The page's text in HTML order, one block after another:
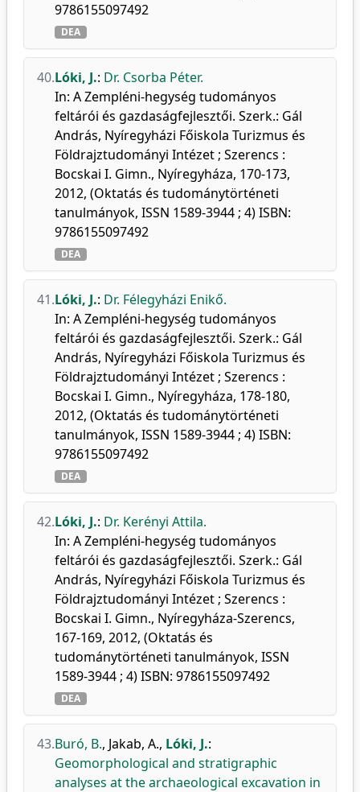
9786155097492
DEA
40.Lóki, J.: Dr. Csorba Péter.
In: A Zempléni-hegység tudományos
feltárói és gazdaságfejlesztői. Szerk.: Gál
András, Nyíregyházi Főiskola Turizmus és
Földrajztudományi Intézet ; Szerencs :
Bocskai I. Gimn., Nyíregyháza, 170-173,
2012, (Oktatás és tudománytörténeti
tanulmányok, ISSN 1589-3944 ; 4) ISBN:
9786155097492
DEA
41.Lóki, J.: Dr. Félegyházi Enikő.
In: A Zempléni-hegység tudományos
feltárói és gazdaságfejlesztői. Szerk.: Gál
András, Nyíregyházi Főiskola Turizmus és
Földrajztudományi Intézet ; Szerencs :
Bocskai I. Gimn., Nyíregyháza, 178-180,
2012, (Oktatás és tudománytörténeti
tanulmányok, ISSN 1589-3944 ; 4) ISBN:
9786155097492
DEA
42.Lóki, J.: Dr. Kerényi Attila.
In: A Zempléni-hegység tudományos
feltárói és gazdaságfejlesztői. Szerk.: Gál
András, Nyíregyházi Főiskola Turizmus és
Földrajztudományi Intézet ; Szerencs :
Bocskai I. Gimn., Nyíregyháza-Szerencs,
167-169, 2012, (Oktatás és
tudománytörténeti tanulmányok, ISSN
1589-3944 ; 4) ISBN: 9786155097492
DEA
43.Buró, B., Jakab, A., Lóki, J.:
Geomorphological and stratigraphic
analyses at the archaeological excavation in